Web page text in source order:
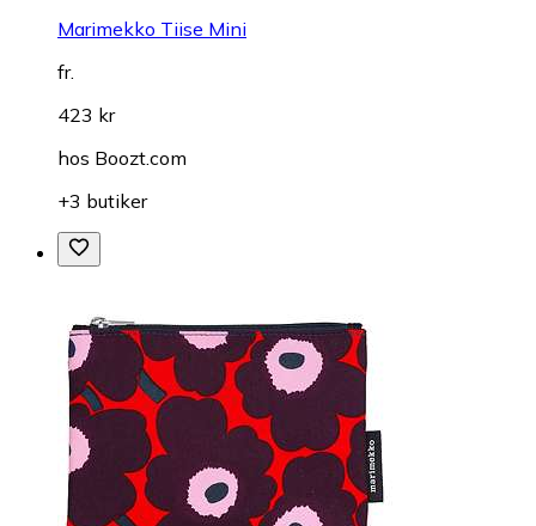
Marimekko Tiise Mini
fr.
423 kr
hos Boozt.com
+3 butiker